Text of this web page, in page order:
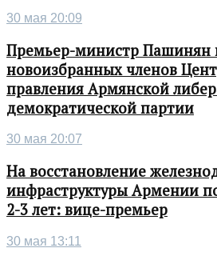
30 мая 20:09
Премьер-министр Пашинян
новоизбранных членов
правления Армянской
демократической партии
30 мая 20:07
На восстановление
инфраструктуры Армении
2-3 лет: вице-премьер
30 мая 13:11